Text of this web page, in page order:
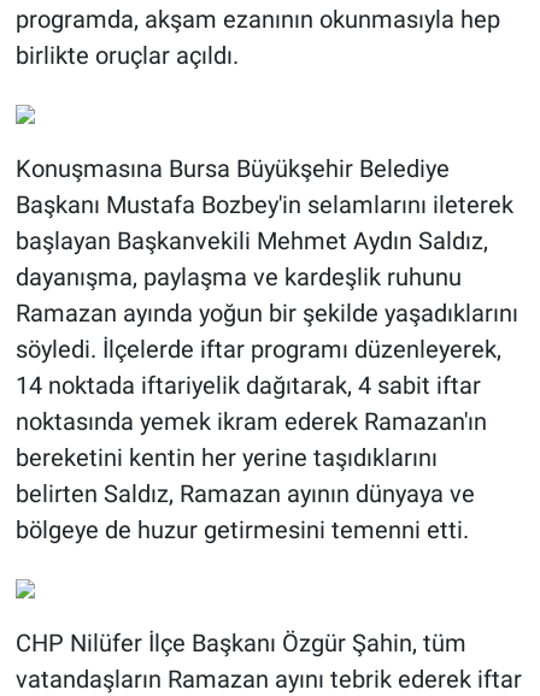
programda, akşam ezanının okunmasıyla hep
birlikte oruçlar açıldı.
Konuşmasına Bursa Büyükşehir Belediye
Başkanı Mustafa Bozbey'in selamlarını ileterek
başlayan Başkanvekili Mehmet Aydın Saldız,
dayanışma, paylaşma ve kardeşlik ruhunu
Ramazan ayında yoğun bir şekilde yaşadıklarını
söyledi. İlçelerde iftar programı düzenleyerek,
14 noktada iftariyelik dağıtarak, 4 sabit iftar
noktasında yemek ikram ederek Ramazan'ın
bereketini kentin her yerine taşıdıklarını
belirten Saldız, Ramazan ayının dünyaya ve
bölgeye de huzur getirmesini temenni etti.
CHP Nilüfer İlçe Başkanı Özgür Şahin, tüm
vatandaşların Ramazan ayını tebrik ederek iftar